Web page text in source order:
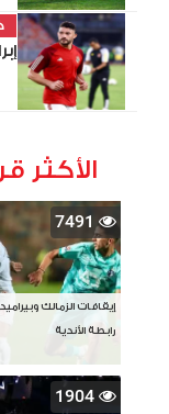
الأكثر
7491
إيقافات الزمالك
رابطة الأندية
1904